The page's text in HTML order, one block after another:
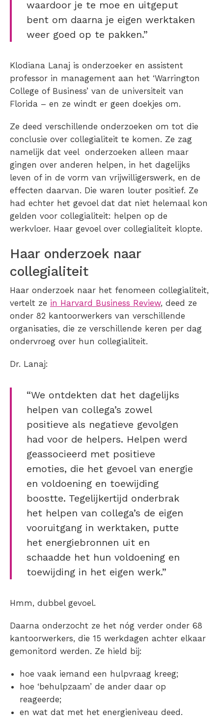
waardoor je te moe en uitgeput
bent om daarna je eigen werktaken
weer goed op te pakken.”
Klodiana Lanaj is onderzoeker en assistent
professor in management aan het ‘Warrington
College of Business’ van de universiteit van
Florida – en ze windt er geen doekjes om.
Ze deed verschillende onderzoeken om tot die
conclusie over collegialiteit te komen. Ze zag
namelijk dat veel onderzoeken alleen maar
gingen over anderen helpen, in het dagelijks
leven of in de vorm van vrijwilligerswerk, en de
effecten daarvan. Die waren louter positief. Ze
had echter het gevoel dat dat niet helemaal kon
gelden voor collegialiteit: helpen op de
werkvloer. Haar gevoel over collegialiteit klopte.
Haar onderzoek naar
collegialiteit
Haar onderzoek naar het fenomeen collegialiteit,
vertelt ze in Harvard Business Review, deed ze
onder 82 kantoorwerkers van verschillende
organisaties, die ze verschillende keren per dag
ondervroeg over hun collegialiteit.
Dr. Lanaj:
“We ontdekten dat het dagelijks
helpen van collega’s zowel
positieve als negatieve gevolgen
had voor de helpers. Helpen werd
geassocieerd met positieve
emoties, die het gevoel van energie
en voldoening en toewijding
boostte. Tegelijkertijd onderbrak
het helpen van collega’s de eigen
vooruitgang in werktaken, putte
het energiebronnen uit en
schaadde het hun voldoening en
toewijding in het eigen werk.”
Hmm, dubbel gevoel.
Daarna onderzocht ze het nóg verder onder 68
kantoorwerkers, die 15 werkdagen achter elkaar
gemonitord werden. Ze hield bij:
hoe vaak iemand een hulpvraag kreeg;
hoe ‘behulpzaam’ de ander daar op
reageerde;
en wat dat met het energieniveau deed.